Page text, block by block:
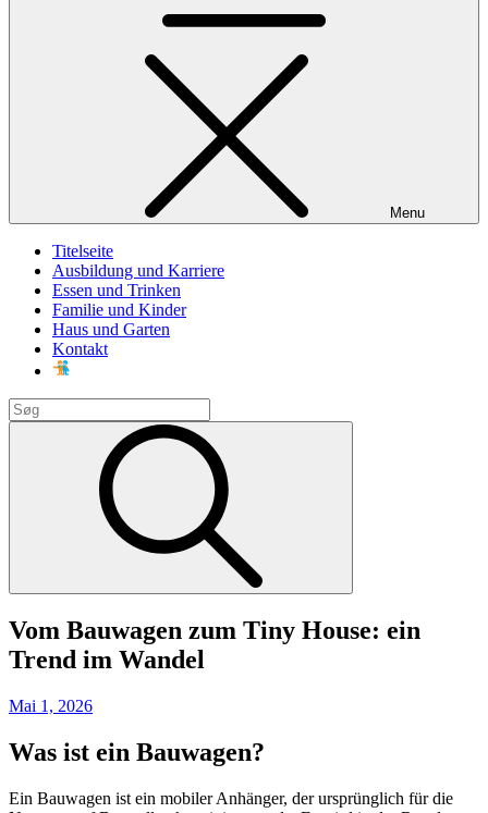
Menu
Titelseite
Ausbildung und Karriere
Essen und Trinken
Familie und Kinder
Haus und Garten
Kontakt
Search
for:
Vom Bauwagen zum Tiny House: ein
Trend im Wandel
Posted
Mai 1, 2026
Was ist ein Bauwagen?
Ein Bauwagen ist ein mobiler Anhänger, der ursprünglich für die